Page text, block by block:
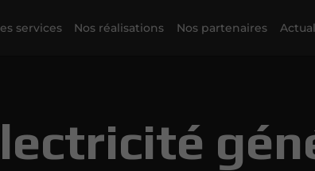
services Nos réalisations Nos partenaires